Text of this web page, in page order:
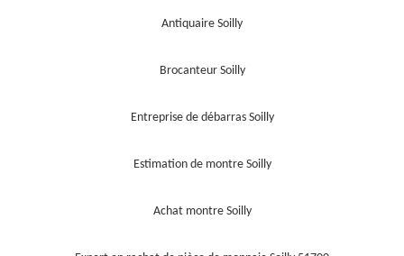
Antiquaire Soilly
Brocanteur Soilly
Entreprise de débarras Soilly
Estimation de montre Soilly
Achat montre Soilly